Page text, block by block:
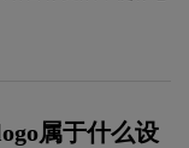
属于什么设